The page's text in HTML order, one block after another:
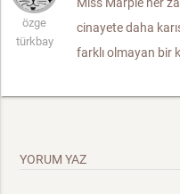
özge
türkbay
cinayete daha
farklı olmayan bir
YORUM YAZ